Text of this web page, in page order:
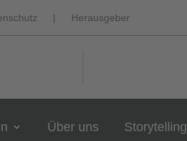
| Herausgeber
Über uns Storytelling